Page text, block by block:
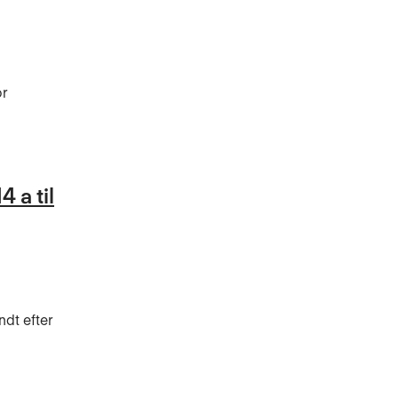
a til
efter